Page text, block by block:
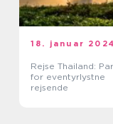
18. januar 2024
Rejse Thailand:
for eventyrlystne
rejsende